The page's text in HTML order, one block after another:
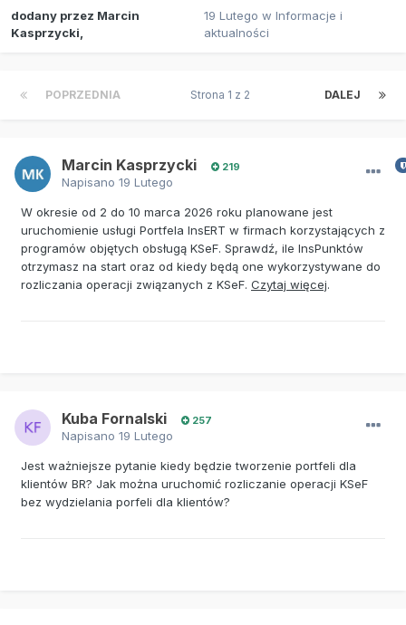
dodany przez Marcin
Kasprzycki
19 Lutego w Informacje i
aktualności
POPRZEDNIA DALEJ
Strona 1 z 2
Marcin Kasprzycki 219
Napisano 19 Lutego
W okresie od 2 do 10 marca 2026 roku planowane jest
uruchomienie usługi Portfela InsERT w firmach korzystających z
programów objętych obsługą KSeF. Sprawdź, ile InsPunktów
otrzymasz na start oraz od kiedy będą one wykorzystywane do
rozliczania operacji związanych z KSeF. Czytaj więcej.
Kuba Fornalski 257
Napisano 19 Lutego
Jest ważniejsze pytanie kiedy będzie tworzenie portfeli dla
klientów BR? Jak można uruchomić rozliczanie operacji KSeF
bez wydzielania porfeli dla klientów?